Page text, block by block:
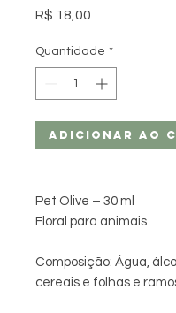
R$ 18,00
Quantidade *
Adicionar ao
Pet Olive – 30 ml
Floral para animais
Composição: Água,
cereais e folhas e